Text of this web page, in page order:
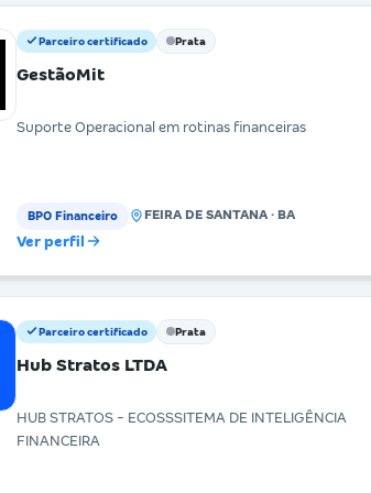
Parceiro certificado Prata
GestãoMit
Suporte Operacional em rotinas financeiras
BPO Financeiro FEIRA DE SANTANA · BA
Ver perfil
Parceiro certificado Prata
Hub Stratos LTDA
HUB STRATOS - ECOSSSITEMA DE INTELIGÊNCIA
FINANCEIRA